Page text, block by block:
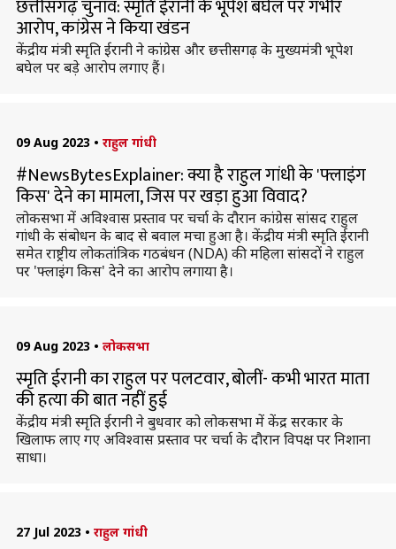
छत्तीसगढ़ चुनाव: स्मृति ईरानी के भूपेश बघेल पर गंभीर
आरोप, कांग्रेस ने किया खंडन
केंद्रीय मंत्री स्मृति ईरानी ने कांग्रेस और छत्तीसगढ़ के मुख्यमंत्री भूपेश
बघेल पर बड़े आरोप लगाए हैं।
09 Aug 2023 • राहुल गांधी
#NewsBytesExplainer: क्या है राहुल गांधी के 'फ्लाइंग
किस' देने का मामला, जिस पर खड़ा हुआ विवाद?
लोकसभा में अविश्वास प्रस्ताव पर चर्चा के दौरान कांग्रेस सांसद राहुल
गांधी के संबोधन के बाद से बवाल मचा हुआ है। केंद्रीय मंत्री स्मृति ईरानी
समेत राष्ट्रीय लोकतांत्रिक गठबंधन (NDA) की महिला सांसदों ने राहुल
पर 'फ्लाइंग किस' देने का आरोप लगाया है।
09 Aug 2023 • लोकसभा
स्मृति ईरानी का राहुल पर पलटवार, बोलीं- कभी भारत माता
की हत्या की बात नहीं हुई
केंद्रीय मंत्री स्मृति ईरानी ने बुधवार को लोकसभा में केंद्र सरकार के
खिलाफ लाए गए अविश्वास प्रस्ताव पर चर्चा के दौरान विपक्ष पर निशाना
साधा।
27 Jul 2023 • राहुल गांधी